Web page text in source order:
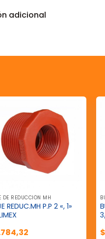
adicional
DE REDUCCIÓN MH
REDUC.MH P.P 2 «, 1»
$